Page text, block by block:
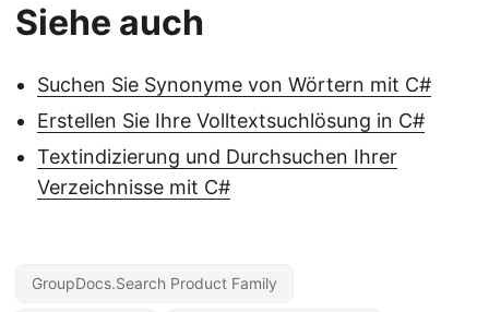
Siehe auch
Suchen Sie Synonyme von Wörtern mit C#
Erstellen Sie Ihre Volltextsuchlösung in C#
Textindizierung und Durchsuchen Ihrer
Verzeichnisse mit C#
GroupDocs.Search Product Family